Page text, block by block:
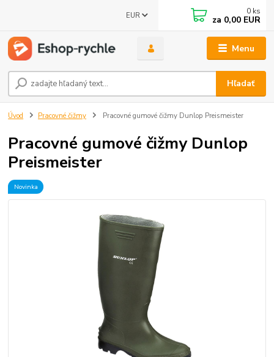
Menu
EUR
Hľadať
0 ks
za 0,00 EUR
Úvod Pracovné čižmy Pracovné gumové čižmy Dunlop Preismeister
Pracovné gumové čižmy Dunlop
Preismeister
Novinka